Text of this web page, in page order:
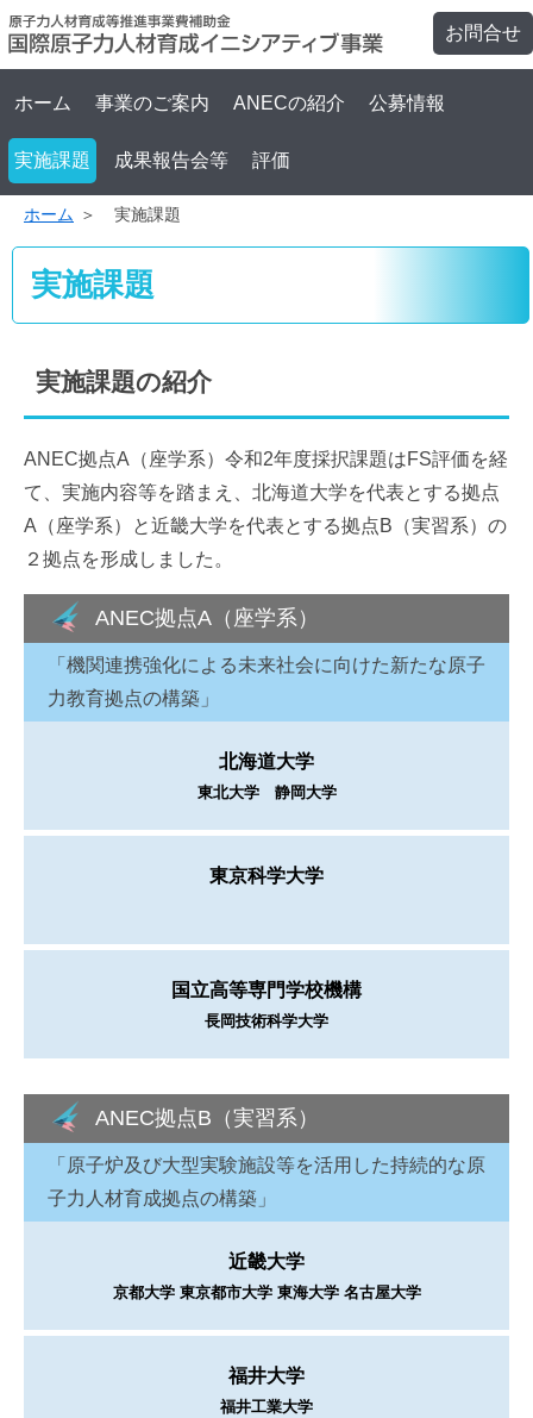
お問合せ
ホーム 事業のご案内 ANECの紹介 公募情報
実施課題 成果報告会等 評価
ホーム 実施課題
実施課題
実施課題の紹介
ANEC拠点A（座学系）令和2年度採択課題はFS評価を経
て、実施内容等を踏まえ、北海道大学を代表とする拠点
A（座学系）と近畿大学を代表とする拠点B（実習系）の
２拠点を形成しました。
ANEC拠点A（座学系）
「機関連携強化による未来社会に向けた新たな原子
力教育拠点の構築」
北海道大学
東北大学 静岡大学
東京科学大学
国立高等専門学校機構
長岡技術科学大学
ANEC拠点B（実習系）
「原子炉及び大型実験施設等を活用した持続的な原
子力人材育成拠点の構築」
近畿大学
京都大学 東京都市大学 東海大学 名古屋大学
福井大学
福井工業大学